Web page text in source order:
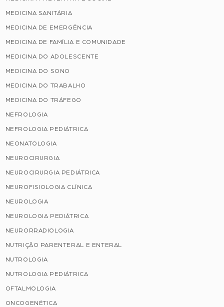
MEDICINA SANITÁRIA
MEDICINA DE EMERGÊNCIA
MEDICINA DE FAMÍLIA E COMUNIDADE
MEDICINA DO ADOLESCENTE
MEDICINA DO SONO
MEDICINA DO TRABALHO
MEDICINA DO TRÁFEGO
NEFROLOGIA
NEFROLOGIA PEDIÁTRICA
NEONATOLOGIA
NEUROCIRURGIA
NEUROCIRURGIA PEDIÁTRICA
NEUROFISIOLOGIA CLÍNICA
NEUROLOGIA
NEUROLOGIA PEDIÁTRICA
NEURORRADIOLOGIA
NUTRIÇÃO PARENTERAL E ENTERAL
NUTROLOGIA
NUTROLOGIA PEDIÁTRICA
OFTALMOLOGIA
ONCOGENÉTICA